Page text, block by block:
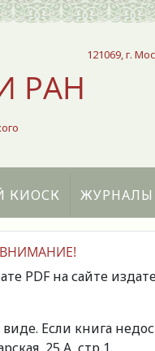
РАН
121069, г.
КИОСК ЖУРНАЛЫ
ВНИМАНИЕ!
PDF на сайте
Если книга